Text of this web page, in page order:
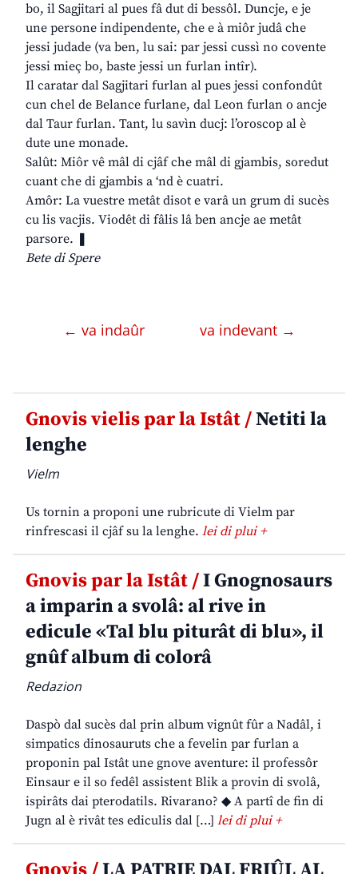
bo, il Sagjitari al pues fâ dut di bessôl. Duncje, e je
une persone indipendente, che e à miôr judâ che
jessi judade (va ben, lu sai: par jessi cussì no covente
jessi mieç bo, baste jessi un furlan intîr).
Il caratar dal Sagjitari furlan al pues jessi confondût
cun chel de Belance furlane, dal Leon furlan o ancje
dal Taur furlan. Tant, lu savìn ducj: l’oroscop al è
dute une monade.
Salût: Miôr vê mâl di cjâf che mâl di gjambis, soredut
cuant che di gjambis a ‘nd è cuatri.
Amôr: La vuestre metât disot e varâ un grum di sucès
cu lis vacjis. Viodêt di fâlis lâ ben ancje ae metât
parsore. ❚
Bete di Spere
← va indaûr va indevant →
Gnovis vielis par la Istât /Netiti la
lenghe
Vielm
Us tornin a proponi une rubricute di Vielm par
rinfrescasi il cjâf su la lenghe. lei di plui +
Gnovis par la Istât /I Gnognosaurs
a imparin a svolâ: al rive in
edicule «Tal blu piturât di blu», il
gnûf album di colorâ
Redazion
Daspò dal sucès dal prin album vignût fûr a Nadâl, i
simpatics dinosauruts che a fevelin par furlan a
proponin pal Istât une gnove aventure: il professôr
Einsaur e il so fedêl assistent Blik a provin di svolâ,
ispirâts dai pterodatils. Rivarano? ◆ A partî de fin di
Jugn al è rivât tes ediculis dal […] lei di plui +